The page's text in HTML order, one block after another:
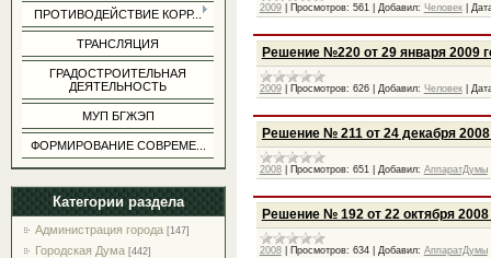
ПРОТИВОДЕЙСТВИЕ КОРР...
ТРАНСЛЯЦИЯ
ГРАДОСТРОИТЕЛЬНАЯ
ДЕЯТЕЛЬНОСТЬ
МУП БГЖЭП
ФОРМИРОВАНИЕ СОВРЕМЕ...
Категории раздела
Администрация города [147]
Городская Дума [442]
2009| Просмотров: 561 Добавил: Человек|
Решение №220 от 29 января 2009
2009| Просмотров: 626| Добавил: Человек|
Решение № 211 от 24 декабря 2008
2008| Просмотров: 651 Добавил: АппаратДумы
Решение № 192 от 22 октября 2008
2008| Просмотров: 634| Добавил: АппаратДумы